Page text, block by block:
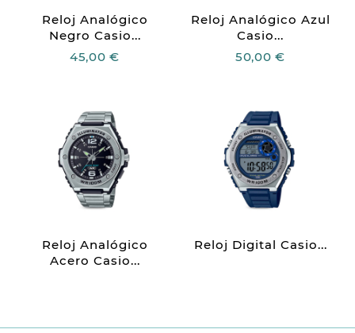
Reloj Analógico
Negro Casio...
45,00 €
Reloj Analógico Azul
Casio...
50,00 €
Reloj Analógico
Acero Casio...
Reloj Digital Casio...